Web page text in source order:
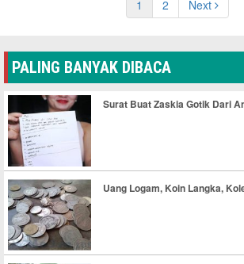
1 2 Next
PALING BANYAK DIBACA
Surat Buat Zaskia Gotik Dari
Uang Logam, Koin Langka,